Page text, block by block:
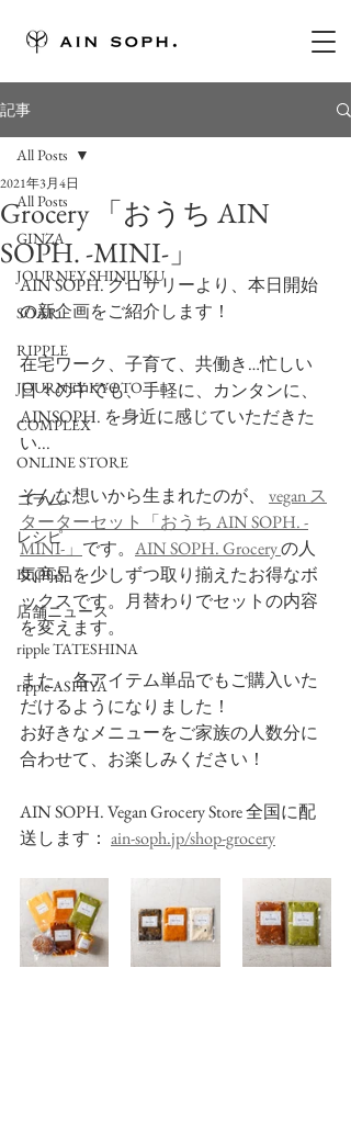
記事
All Posts
GINZA
JOURNEY SHINJUKU
SOAR
RIPPLE
JOURNEY KYOTO
COMPLEX
ONLINE STORE
コラム
レシピ
BLOGS
店舗ニュース
ripple TATESHINA
ripple ASHIYA
All Posts
Grocery 「おうち AIN
SOPH. -MINI-」
2021年3月4日
AIN SOPH. グロサリーより、本日開始
の新企画をご紹介します！
在宅ワーク、子育て、共働き…忙しい
日々の中でも、手軽に、カンタンに、
AINSOPH. を身近に感じていただきた
い...
そんな想いから生まれたのが、 vegan ス
ターターセット「おうち AIN SOPH. -
MINI-」 です。 AIN SOPH. Grocery の人
気商品を少しずつ取り揃えたお得なボ
ックスです。月替わりでセットの内容
を変えます。
また、各アイテム単品でもご購入いた
だけるようになりました！
お好きなメニューをご家族の人数分に
合わせて、お楽しみください！
AIN SOPH. Vegan Grocery Store 全国に配
送します： ain-soph.jp/shop-grocery